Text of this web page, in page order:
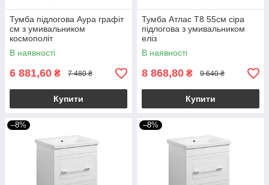
Тумба підлогова Аура графіт
см з умивальником
космополіт
В наявності
6 881,60 ₴ 7 480 ₴
Купити
Тумба Атлас Т8 55см сіра
підлогова з умивальником
еліз
В наявності
8 868,80 ₴ 9 640 ₴
Купити
–8% –8%